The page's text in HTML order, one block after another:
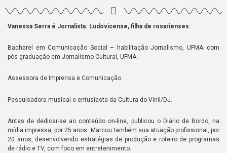
Vanessa Serra é Jornalista. Ludovicense, filha de rosarienses.
Bacharel em Comunicação Social – habilitação Jornalismo, UFMA; com
pós-graduação em Jornalismo Cultural, UFMA.
Assessora de Imprensa e Comunicação.
Pesquisadora musical e entusiasta da Cultura do Vinil/DJ.
Antes de dedicar-se ao conteúdo on-line, publicou o Diário de Bordo, na
mídia impressa, por 25 anos. Marcou também sua atuação profissional, por
20 anos, desenvolvendo estratégias de produção e roteiro de programas
de rádio e TV, com foco em entretenimento.